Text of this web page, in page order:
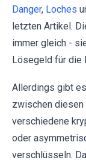
Danger, Loches
letzten Artikel.
immer gleich -
Lösegeld für die
Allerdings gibt
zwischen diesen
verschiedene
oder
verschlüsseln.